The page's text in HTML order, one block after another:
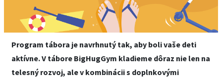
Program tábora je navrhnutý tak, aby boli vaše deti
aktívne. V tábore BigHugGym kladieme dôraz nie len na
telesný rozvoj, ale v kombinácii s doplnkovými